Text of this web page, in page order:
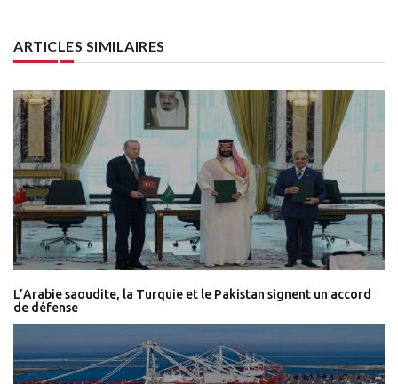
ARTICLES SIMILAIRES
L’Arabie saoudite, la Turquie et le Pakistan signent un accord
de défense